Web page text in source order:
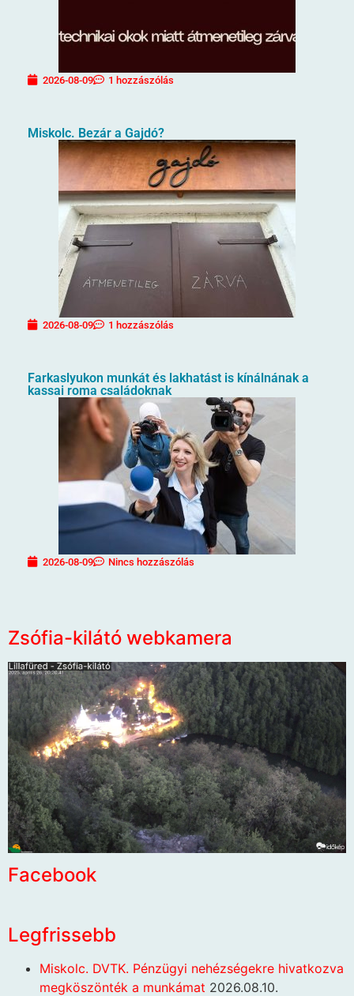
2026-08-09 1 hozzászólás
Miskolc. Bezár a Gajdó?
2026-08-09 1 hozzászólás
Farkaslyukon munkát és lakhatást is kínálnának a
kassai roma családoknak
2026-08-09 Nincs hozzászólás
Zsófia-kilátó webkamera
Facebook
Legfrissebb
Miskolc. DVTK. Pénzügyi nehézségekre hivatkozva
megköszönték a munkámat 2026.08.10.